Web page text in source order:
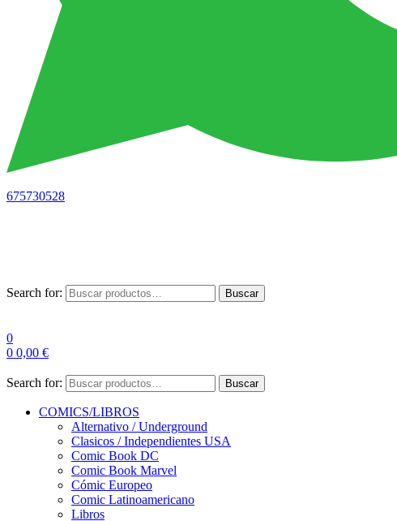
675730528
Search for: Buscar
0
0 0,00 €
Search for: Buscar
COMICS/LIBROS
Alternativo / Underground
Clasicos / Independientes USA
Comic Book DC
Comic Book Marvel
Cómic Europeo
Comic Latinoamericano
Libros